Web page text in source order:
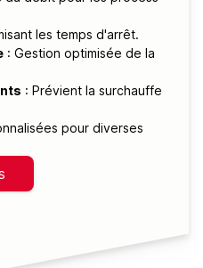
les temps d'arrêt.
: Gestion optimisée de la
: Prévient la surchauffe
pour diverses